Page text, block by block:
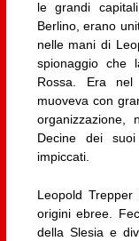
le grandi
Berlino, erano
nelle mani di
spionaggio che
Rossa. Era
muoveva con
organizzazione,
Decine dei suoi
impiccati.
Leopold
origini ebree.
della Slesia e